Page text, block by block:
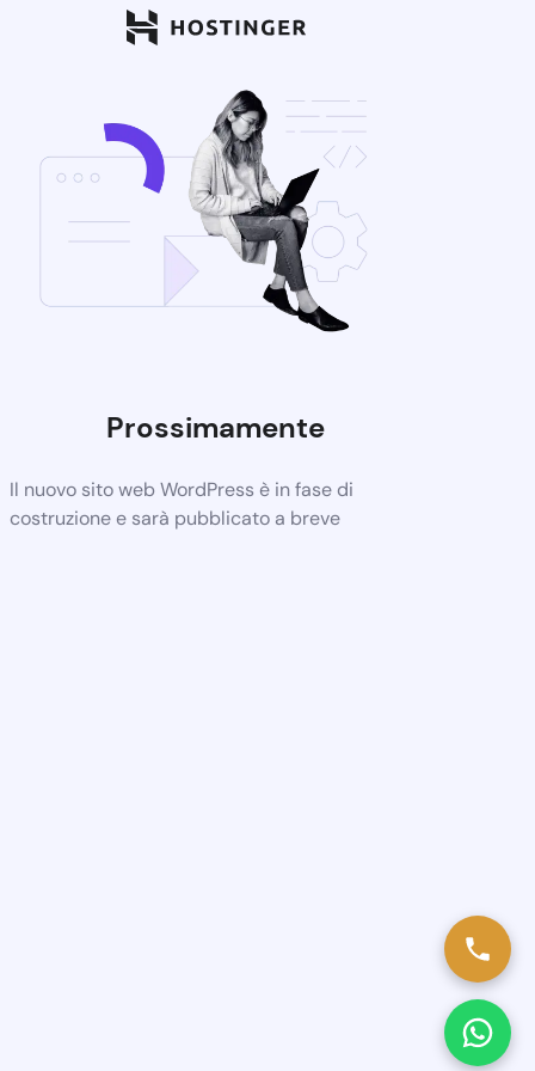
Prossimamente
Il nuovo sito web WordPress è in fase di
costruzione e sarà pubblicato a breve